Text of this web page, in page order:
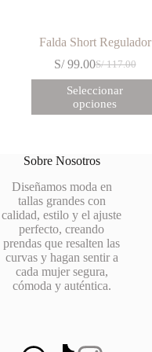
Falda Short Regulador
S/117.00
El
precio
original
era:
S/99.00El
precio
actual
es:
Seleccionar
opciones
Este
producto
tiene
Las
se
pueden
elegir
en
la
página
de
producto
Sobre Nosotros
Diseñamos moda en
tallas grandes con
calidad, estilo y el ajuste
perfecto, creando
prendas que resalten las
curvas y hagan sentir a
cada mujer segura,
cómoda y auténtica.